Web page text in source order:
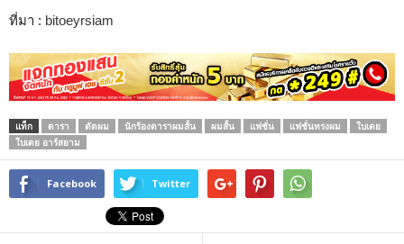
ที่มา : bitoeyrsiam
แท็ก ดารา ตัดผม นักร้องดาราผมสั้น ผมสั้น แฟชั่น แฟชั่นทรงผม
ใบเตย
ใบเตย อาร์สยาม
Facebook Twitter